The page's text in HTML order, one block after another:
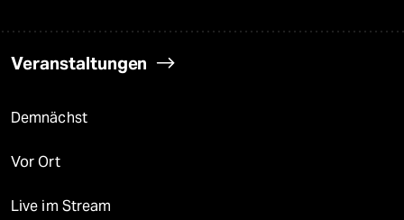
Veranstaltungen
Demnächst
Vor Ort
Live im Stream